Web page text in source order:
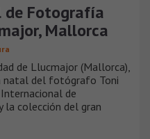
de Fotografía
Mallorca
de Llucmajor (Mallorca),
natal del fotógrafo Toni
de
la colección del gran